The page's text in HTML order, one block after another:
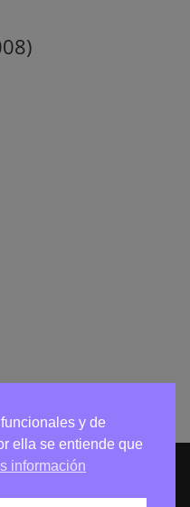
mejor experiencia en
utilizamos o
y de
ella se entiende que
información